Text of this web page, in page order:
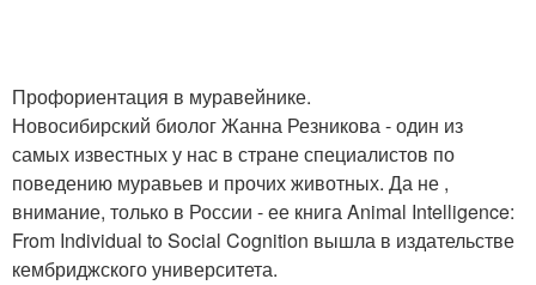
Профориентация в муравейнике.
Новосибирский биолог Жанна Резникова - один из
самых известных у нас в стране специалистов по
поведению муравьев и прочих животных. Да не ,
внимание, только в России - ее книга Animal Intelligence:
From Individual to Social Cognition вышла в издательстве
кембриджского университета.